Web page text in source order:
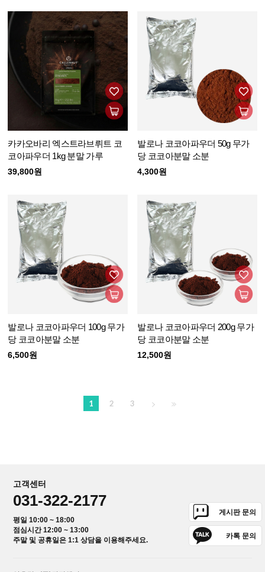
카카오바리 엑스트라브뤼트 코
코아파우더 1kg 분말 가루
39,800원
발로나 코코아파우더 50g 무가
당 코코아분말 소분
4,300원
발로나 코코아파우더 100g 무가
당 코코아분말 소분
6,500원
발로나 코코아파우더 200g 무가
당 코코아분말 소분
12,500원
1 2 3
고객센터
031-322-2177
평일 10:00 ~ 18:00
점심시간 12:00 ~ 13:00
주말 및 공휴일은 1:1 상담을 이용해주세요.
게시판 문의
카톡 문의